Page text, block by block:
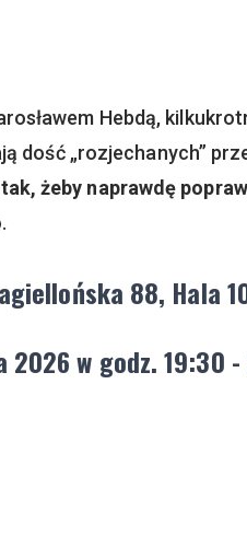
Hebdą,
dość „rozjechanych”
żeby naprawdę
.
88, Hala
2026 w godz. 19:30